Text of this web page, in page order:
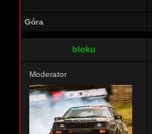
Góra
bloku
Moderator